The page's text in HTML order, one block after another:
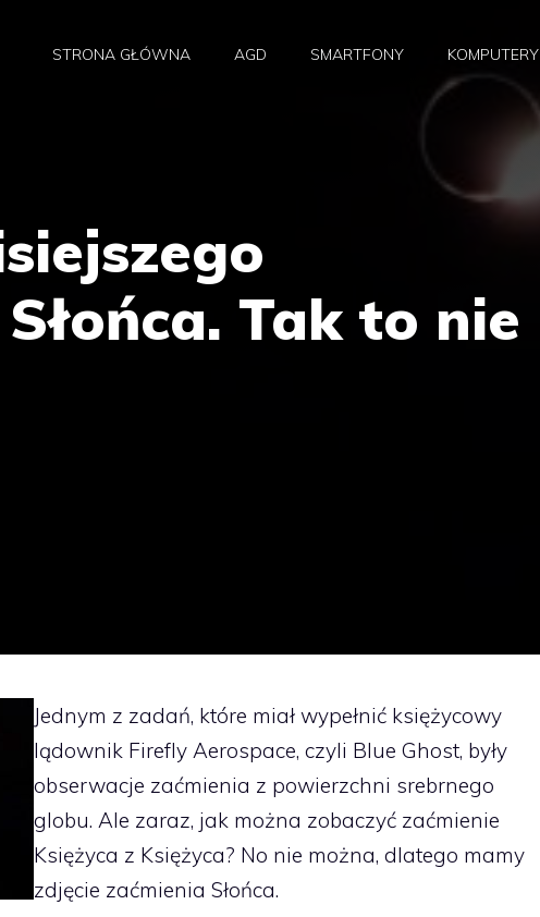
STRONA GŁÓWNA AGD SMARTFONY KOMPUTERY
Tak to nie
Jednym z zadań, które miał wypełnić księżycowy
lądownik Firefly Aerospace, czyli Blue Ghost, były
obserwacje zaćmienia z powierzchni srebrnego
globu. Ale zaraz, jak można zobaczyć zaćmienie
Księżyca z Księżyca? No nie można, dlatego mamy
zdjęcie zaćmienia Słońca.